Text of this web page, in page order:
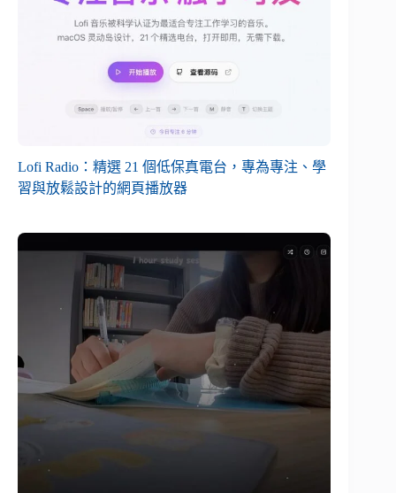
Lofi Radio：精選 21 個低保真電台，專為專注、學
習與放鬆設計的網頁播放器